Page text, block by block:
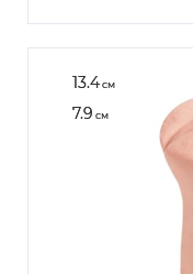
13.4см
7.9 см